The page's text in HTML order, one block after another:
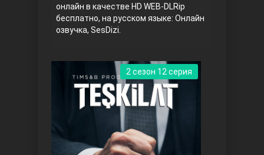
Любовь напрокат
онлайн в качестве HD WEB-DLRip
бесплатно, на русском языке: Онлайн
озвучка, SesDizi.
2 сезон 12 серия